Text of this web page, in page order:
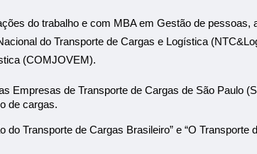
do trabalho e com MBA em Gestão de
do Transporte de Cargas e Logística
(COMJOVEM).
Empresas de Transporte de Cargas de São Paulo
de cargas.
Transporte de Cargas Brasileiro” e “O Transporte